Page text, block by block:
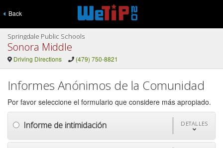
Back
Springdale Public Schools
Sonora Middle
Driving Directions (479) 750-8821
Informes Anónimos de la Comunidad
Por favor seleccione el formulario que considere más apropiado.
Informe de intimidación DETALLES